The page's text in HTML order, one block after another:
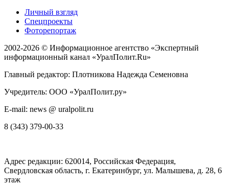
Личный взгляд
Спецпроекты
Фоторепортаж
2002-2026 © Информационное агентство «Экспертный
информационный канал «УралПолит.Ru»
Главный редактор: Плотникова Надежда Семеновна
Учредитель: ООО «УралПолит.ру»
E-mail: news @ uralpolit.ru
8 (343) 379-00-33
Адрес редакции: 620014, Российская Федерация,
Свердловская область, г. Екатеринбург, ул. Малышева, д. 28, 6
этаж